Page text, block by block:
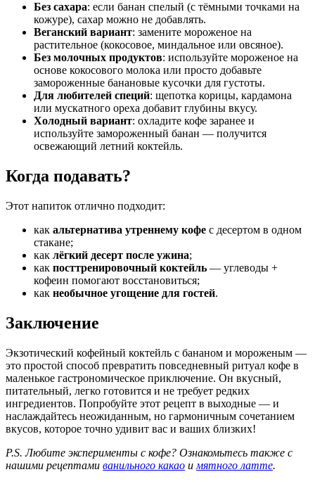
Без сахара: если банан спелый (с тёмными точками на
кожуре), сахар можно не добавлять.
Веганский вариант: замените мороженое на
растительное (кокосовое, миндальное или овсяное).
Без молочных продуктов: используйте мороженое на
основе кокосового молока или просто добавьте
замороженные банановые кусочки для густоты.
Для любителей специй: щепотка корицы, кардамона
или мускатного ореха добавит глубины вкусу.
Холодный вариант: охладите кофе заранее и
используйте замороженный банан — получится
освежающий летний коктейль.
Когда подавать?
Этот напиток отлично подходит:
как альтернатива утреннему кофе с десертом в одном
стакане;
как лёгкий десерт после ужина;
как посттренировочный коктейль — углеводы +
кофеин помогают восстановиться;
как необычное угощение для гостей.
Заключение
Экзотический кофейный коктейль с бананом и мороженым —
это простой способ превратить повседневный ритуал кофе в
маленькое гастрономическое приключение. Он вкусный,
питательный, легко готовится и не требует редких
ингредиентов. Попробуйте этот рецепт в выходные — и
наслаждайтесь неожиданным, но гармоничным сочетанием
вкусов, которое точно удивит вас и ваших близких!
P.S. Любите эксперименты с кофе? Ознакомьтесь также с
нашими рецептами ванильного какао и мятного латте.